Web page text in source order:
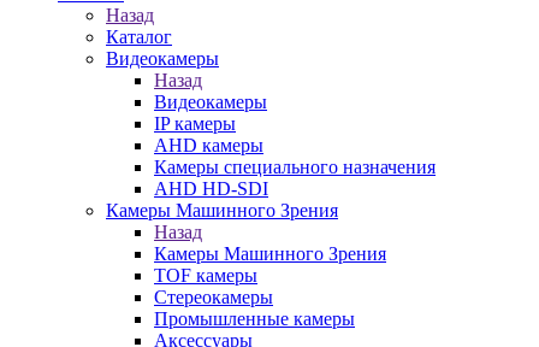
Назад
Каталог
Видеокамеры
Назад
Видеокамеры
IP камеры
AHD камеры
Камеры специального назначения
AHD HD-SDI
Камеры Машинного Зрения
Назад
Камеры Машинного Зрения
TOF камеры
Стереокамеры
Промышленные камеры
Аксессуары